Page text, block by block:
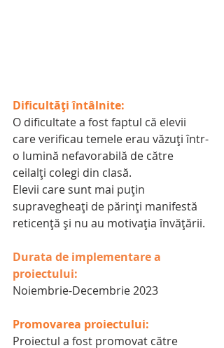
Dificultăți întâlnite:
O dificultate a fost faptul că elevii
care verificau temele erau văzuți într-
o lumină nefavorabilă de către
ceilalți colegi din clasă.
Elevii care sunt mai puțin
supravegheați de părinți manifestă
reticență și nu au motivația învățării.
Durata de implementare a
proiectului:
Noiembrie-Decembrie 2023
Promovarea proiectului:
Proiectul a fost promovat către